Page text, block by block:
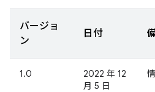
バージョ
ン
日付
1.0
2022 年 12
月 5 日